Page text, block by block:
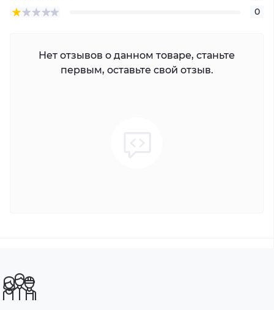
0
Нет отзывов о данном товаре, станьте
первым, оставьте свой отзыв.